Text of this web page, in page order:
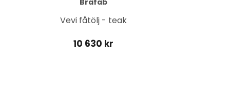
Vevi fåtölj - teak
10 630 kr